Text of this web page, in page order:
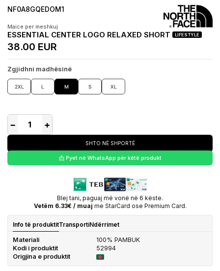
NF0A8GQEDOM1
Maice per meshkuj
ESSENTIAL CENTER LOGO RELAXED SHORT LIFESTYLE
38.00 EUR
Zgjidhni madhësinë
2XL L M S XL
− +
SHTO NË SHPORTË
📩 Pyet në WhatsApp për këtë produkt
Blej tani, paguaj më vonë në 6 këste.
Vetëm 6.33€ / muaj me StarCard ose Premium Card.
Info të produktitTransportiNdërrimet
Materiali
100% PAMBUK
Kodi i produktit
52994
Origjina e produktit